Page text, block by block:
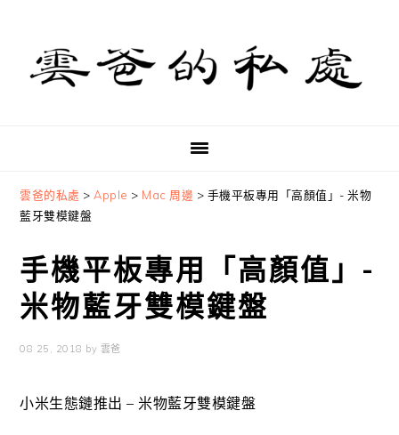
primary
navigation
content
primary
sidebar
雲爸的私處 > Apple > Mac 周邊 > 手機平板專用「高顏值」- 米物
藍牙雙模鍵盤
手機平板專用「高顏值」-
米物藍牙雙模鍵盤
08 25, 2018 by 雲爸
小米生態鏈推出 – 米物藍牙雙模鍵盤